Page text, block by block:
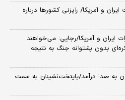
و آمریکا/ رایزنی کشورها درباره
ایران و آمریکا/رجایی: می‌خواهند
بدون پشتوانه جنگ به نتیجه
به صدا درآمد/پایتخت‌نشینان به سمت